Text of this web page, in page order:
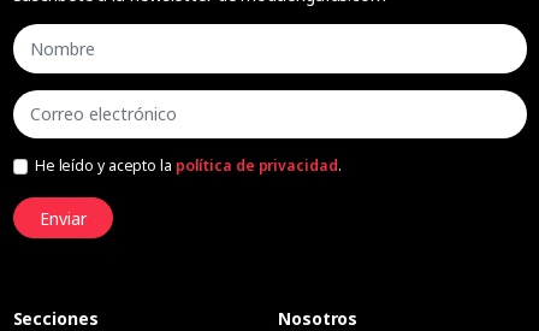
He leído y acepto la política de privacidad.
Enviar
Secciones Nosotros